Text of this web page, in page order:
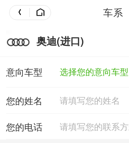
车系
奥迪(进口)
意向车型 选择您的意向车型
您的姓名
您的电话